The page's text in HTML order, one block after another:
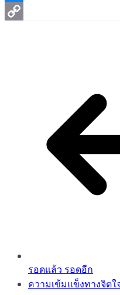
Messenger
รอดแล้ว รอดอีก
ความเข้มแข็งทางจิต